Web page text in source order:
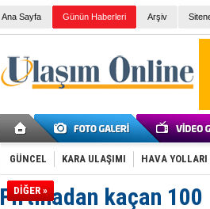
Ana Sayfa Günün Haberleri Arşiv
GÜNCEL KARA ULAŞIMI HAVA YOLLARI
DİĞER »
Fırtınadan kaçan